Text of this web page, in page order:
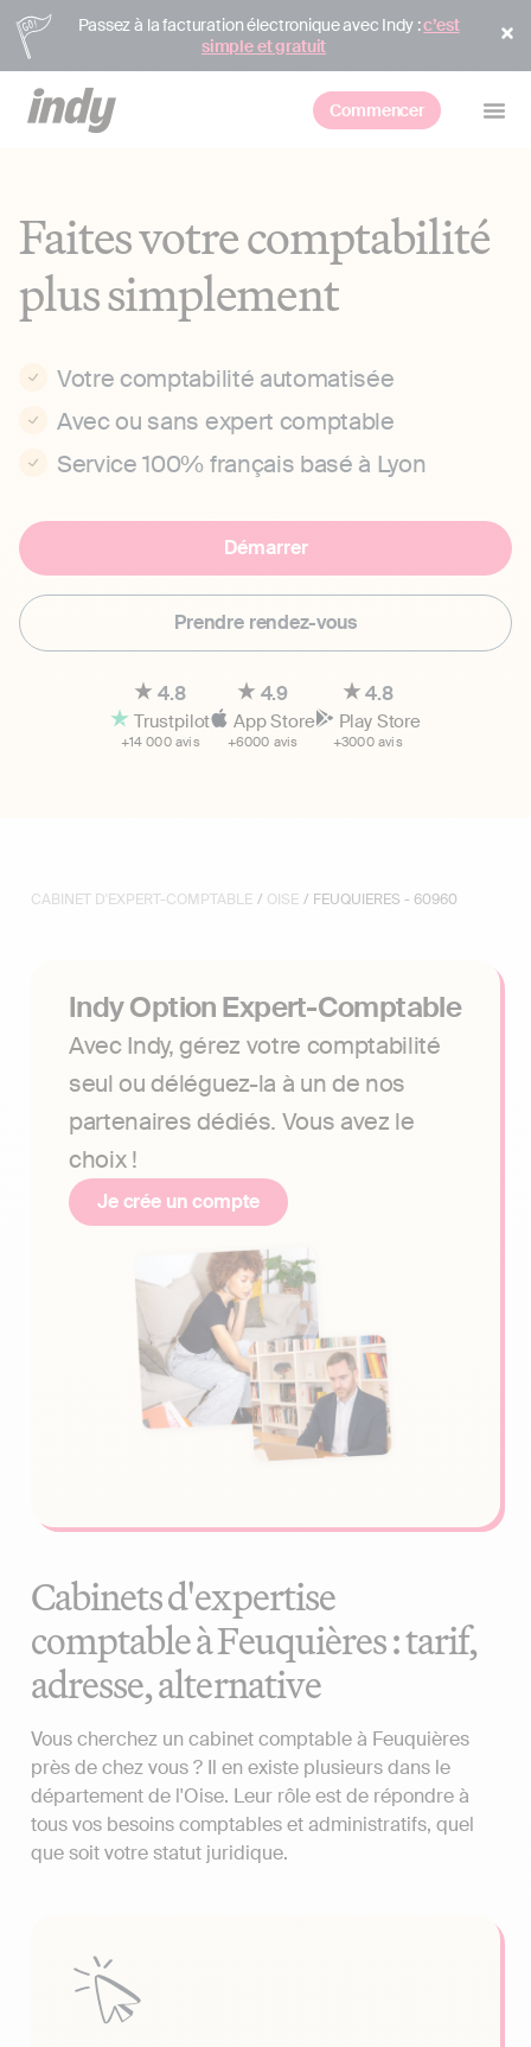
Passez à la facturation électronique avec Indy :c’est
simple et gratuit
Commencer
Faites votre comptabilité
plus simplement
Votre comptabilité automatisée
Avec ou sans expert comptable
Service 100% français basé à Lyon
Démarrer
Prendre rendez-vous
4.8
Trustpilot
+14 000 avis
4.9
App Store
+6000 avis
4.8
Play Store
+3000 avis
CABINET D'EXPERT-COMPTABLE / OISE / FEUQUIERES - 60960
Indy Option Expert-Comptable
Avec Indy, gérez votre comptabilité
seul ou déléguez-la à un de nos
partenaires dédiés. Vous avez le
choix !
Je crée un compte
Cabinets d'expertise
comptable à Feuquières : tarif,
adresse, alternative
Vous cherchez un cabinet comptable à Feuquières
près de chez vous ? Il en existe plusieurs dans le
département de l'Oise. Leur rôle est de répondre à
tous vos besoins comptables et administratifs, quel
que soit votre statut juridique.